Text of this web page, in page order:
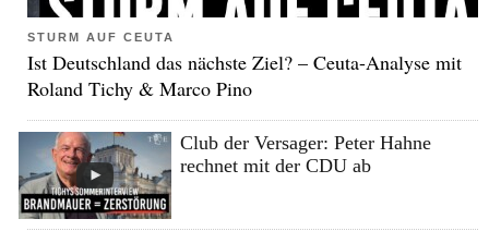
STURM AUF CEUTA
Ist Deutschland das nächste Ziel? – Ceuta-Analyse mit
Roland Tichy & Marco Pino
Club der Versager: Peter Hahne
rechnet mit der CDU ab